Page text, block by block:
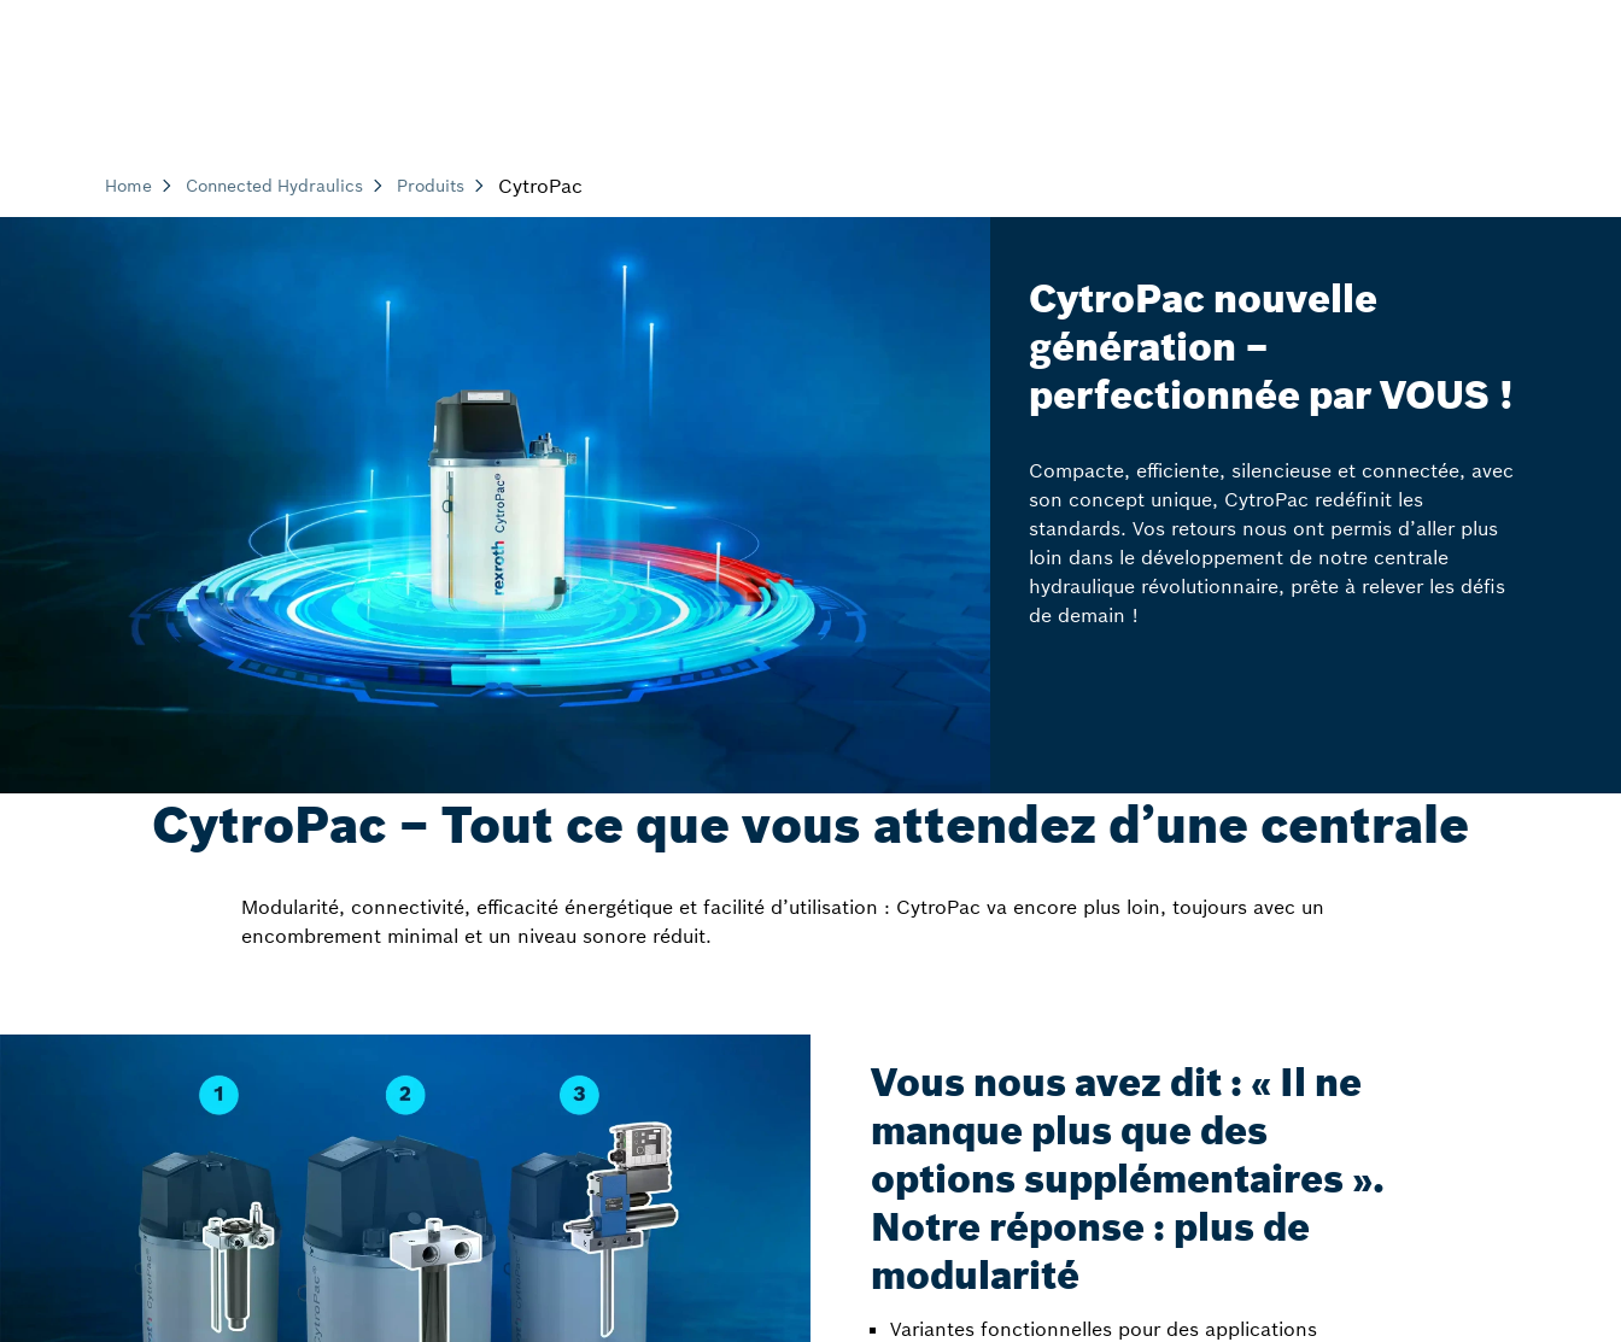
Home Connected Hydraulics Produits CytroPac
CytroPac nouvelle
génération –
perfectionnée par VOUS !
Compacte, efficiente, silencieuse et connectée, avec
son concept unique, CytroPac redéfinit les
standards. Vos retours nous ont permis d’aller plus
loin dans le développement de notre centrale
hydraulique révolutionnaire, prête à relever les défis
de demain !
CytroPac – Tout ce que vous attendez d’une centrale
Modularité, connectivité, efficacité énergétique et facilité d’utilisation : CytroPac va encore plus loin, toujours avec un
encombrement minimal et un niveau sonore réduit.
Vous nous avez dit : « Il ne
manque plus que des
options supplémentaires ».
Notre réponse : plus de
modularité
Variantes fonctionnelles pour des applications